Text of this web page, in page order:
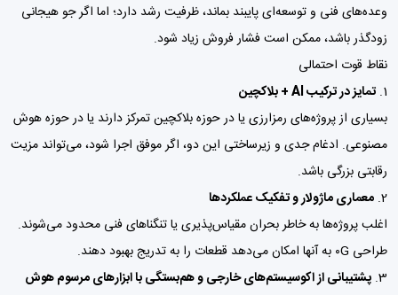
وعده‌های فنی و توسعه‌ای پایبند بماند، ظرفیت رشد دارد؛ اما اگر جو هیجانی
زودگذر باشد، ممکن است فشار فروش زیاد شود.
نقاط قوت احتمالی
تمایز در ترکیب AI + بلاکچین
بسیاری از پروژه‌های رمزارزی یا در حوزه بلاکچین تمرکز دارند یا در حوزه هوش
مصنوعی. ادغام جدی و زیرساختی این دو، اگر موفق اجرا شود، می‌تواند مزیت
رقابتی بزرگی باشد.
معماری ماژولار و تفکیک عملکردها
اغلب پروژه‌ها به خاطر بحران مقیاس‌پذیری یا تنگناهای فنی محدود می‌شوند.
طراحی ۰G به آنها امکان می‌دهد قطعات را به تدریج بهبود دهند.
پشتیبانی از اکوسیستم‌های خارجی و هم‌بستگی با ابزارهای مرسوم هوش